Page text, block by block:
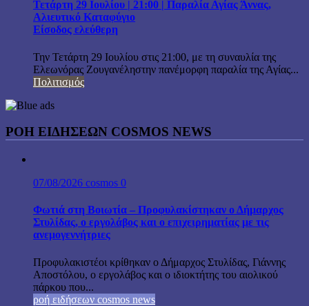
Τετάρτη 29 Ιουλίου | 21:00 | Παραλία Αγίας Άννας,
Αλιευτικό Καταφύγιο
Είσοδος ελεύθερη
Την Τετάρτη 29 Ιουλίου στις 21:00, με τη συναυλία της
Ελεωνόρας Ζουγανέληστην πανέμορφη παραλία της Αγίας...
Πολιτισμός
ΡΟΗ ΕΙΔΗΣΕΩΝ COSMOS NEWS
07/08/2026 cosmos 0
Φωτιά στη Βοιωτία – Προφυλακίστηκαν ο Δήμαρχος
Στυλίδας, ο εργολάβος και ο επιχειρηματίας με τις
ανεμογεννήτριες
Προφυλακιστέοι κρίθηκαν ο Δήμαρχος Στυλίδας, Γιάννης
Αποστόλου, ο εργολάβος και ο ιδιοκτήτης του αιολικού
πάρκου που...
ροή ειδήσεων cosmos news